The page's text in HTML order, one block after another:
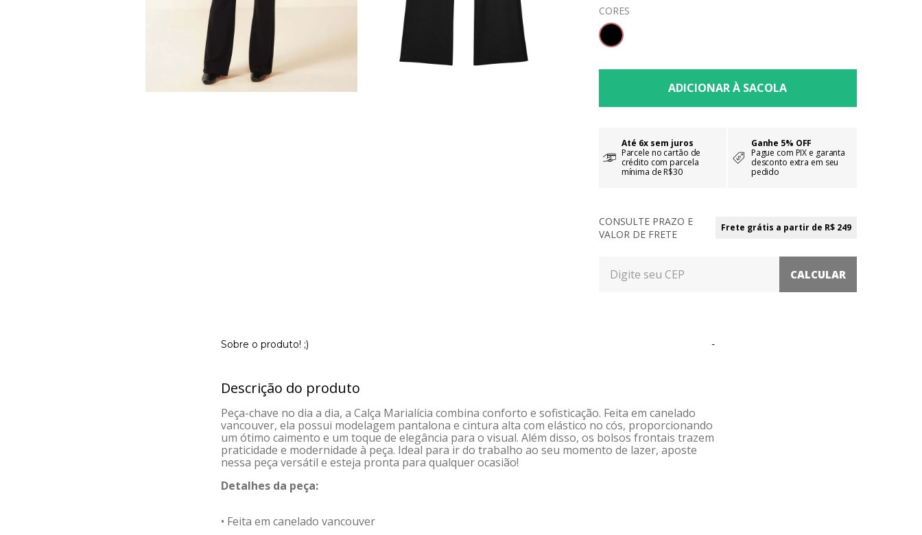
CORES
Até 6x sem juros
Parcele no cartão de
crédito com parcela
mínima de R$30
Ganhe 5% OFF
Pague com PIX e garanta
desconto extra em seu
pedido
Frete grátis a partir de R$ 249
CONSULTE PRAZO E
VALOR DE FRETE
Sobre o produto! ;) -
Descrição do produto
Peça-chave no dia a dia, a Calça Marialícia combina conforto e sofisticação. Feita em canelado
vancouver, ela possui modelagem pantalona e cintura alta com elástico no cós, proporcionando
um ótimo caimento e um toque de elegância para o visual. Além disso, os bolsos frontais trazem
praticidade e modernidade à peça. Ideal para ir do trabalho ao seu momento de lazer, aposte
nessa peça versátil e esteja pronta para qualquer ocasião!
Detalhes da peça:
• Feita em canelado vancouver